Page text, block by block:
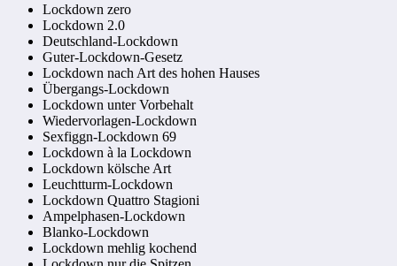
Lockdown zero
Lockdown 2.0
Deutschland-Lockdown
Guter-Lockdown-Gesetz
Lockdown nach Art des hohen Hauses
Übergangs-Lockdown
Lockdown unter Vorbehalt
Wiedervorlagen-Lockdown
Sexfiggn-Lockdown 69
Lockdown à la Lockdown
Lockdown kölsche Art
Leuchtturm-Lockdown
Lockdown Quattro Stagioni
Ampelphasen-Lockdown
Blanko-Lockdown
Lockdown mehlig kochend